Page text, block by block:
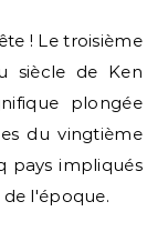
! Le troisième
siècle de Ken
plongée
du vingtième
pays impliqués
l'époque.